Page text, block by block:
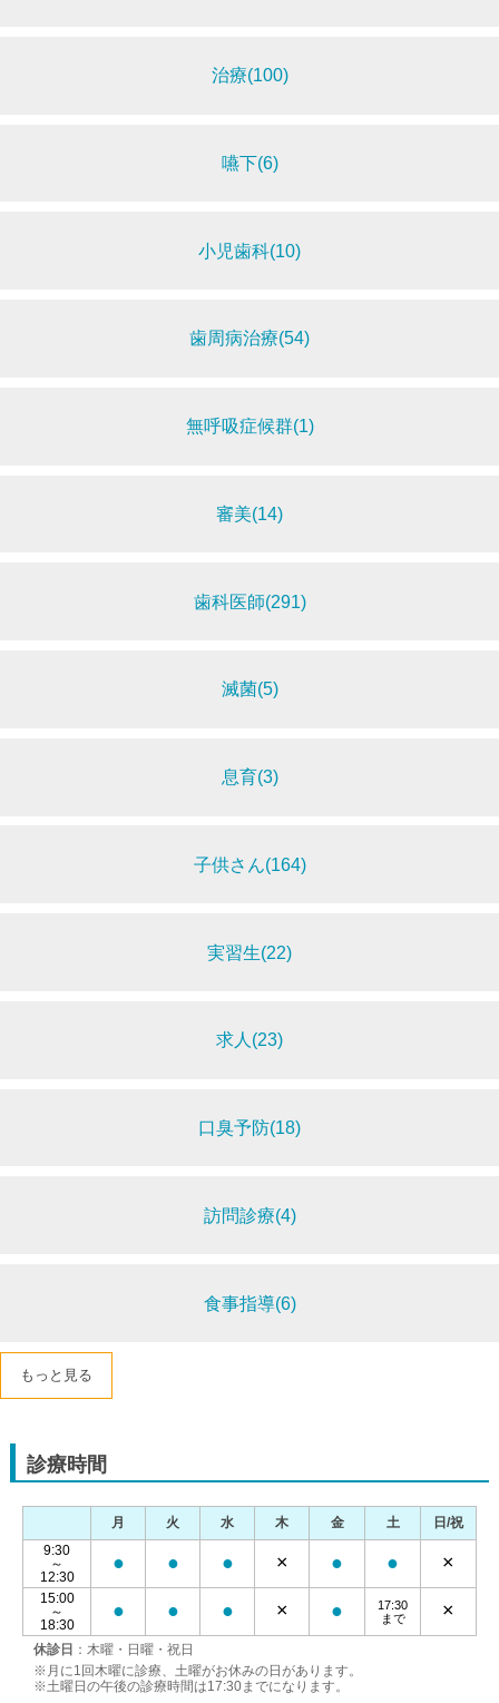
治療(100)
嚥下(6)
小児歯科(10)
歯周病治療(54)
無呼吸症候群(1)
審美(14)
歯科医師(291)
滅菌(5)
息育(3)
子供さん(164)
実習生(22)
求人(23)
口臭予防(18)
訪問診療(4)
食事指導(6)
もっと見る
診療時間
休診日 ：木曜・日曜・祝日
※月に1回木曜に診療、土曜がお休みの日があります。
※土曜日の午後の診療時間は17:30までになります。
月 火 水 木 金 土
日/祝
9:30
～
12:30
● ● ● × ● ● ×
15:00
～
18:30
● ● ● × ●
17:30
まで
×